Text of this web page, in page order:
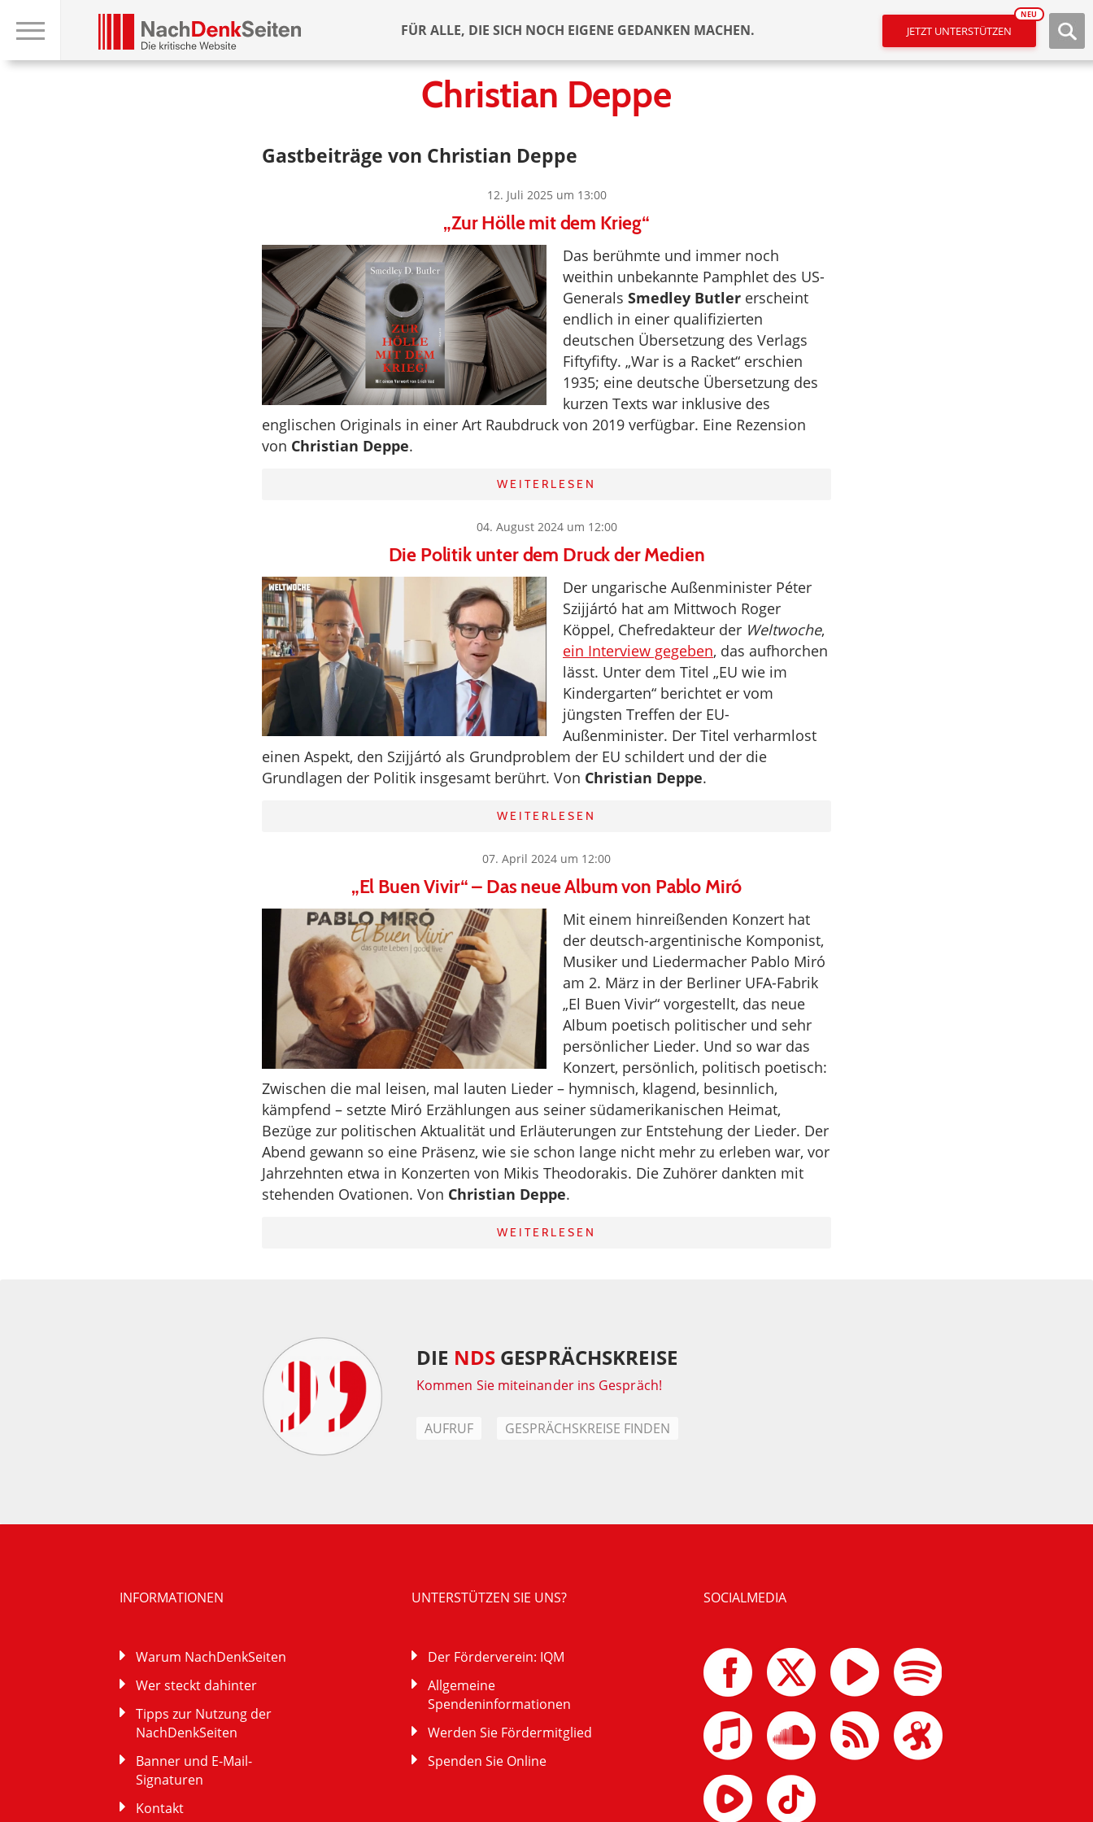
FÜR ALLE, DIE SICH NOCH EIGENE GEDANKEN MACHEN. JETZT UNTERSTÜTZEN
NEU
Christian Deppe
Gastbeiträge von Christian Deppe
12. Juli 2025 um 13:00
„Zur Hölle mit dem Krieg“
Das berühmte und immer noch
weithin unbekannte Pamphlet des US-
Generals Smedley Butler erscheint
endlich in einer qualifizierten
deutschen Übersetzung des Verlags
Fiftyfifty. „War is a Racket“ erschien
1935; eine deutsche Übersetzung des
kurzen Texts war inklusive des
englischen Originals in einer Art Raubdruck von 2019 verfügbar. Eine Rezension
von Christian Deppe.
WEITERLESEN
04. August 2024 um 12:00
Die Politik unter dem Druck der Medien
Der ungarische Außenminister Péter
Szijjártó hat am Mittwoch Roger
Köppel, Chefredakteur der Weltwoche,
ein Interview gegeben, das aufhorchen
lässt. Unter dem Titel „EU wie im
Kindergarten“ berichtet er vom
jüngsten Treffen der EU-
Außenminister. Der Titel verharmlost
einen Aspekt, den Szijjártó als Grundproblem der EU schildert und der die
Grundlagen der Politik insgesamt berührt. Von Christian Deppe.
WEITERLESEN
07. April 2024 um 12:00
„El Buen Vivir“ – Das neue Album von Pablo Miró
Mit einem hinreißenden Konzert hat
der deutsch-argentinische Komponist,
Musiker und Liedermacher Pablo Miró
am 2. März in der Berliner UFA-Fabrik
„El Buen Vivir“ vorgestellt, das neue
Album poetisch politischer und sehr
persönlicher Lieder. Und so war das
Konzert, persönlich, politisch poetisch:
Zwischen die mal leisen, mal lauten Lieder – hymnisch, klagend, besinnlich,
kämpfend – setzte Miró Erzählungen aus seiner südamerikanischen Heimat,
Bezüge zur politischen Aktualität und Erläuterungen zur Entstehung der Lieder. Der
Abend gewann so eine Präsenz, wie sie schon lange nicht mehr zu erleben war, vor
Jahrzehnten etwa in Konzerten von Mikis Theodorakis. Die Zuhörer dankten mit
stehenden Ovationen. Von Christian Deppe.
WEITERLESEN
DIE NDSGESPRÄCHSKREISE
Kommen Sie miteinander ins Gespräch!
AUFRUF GESPRÄCHSKREISE FINDEN
INFORMATIONEN
Warum NachDenkSeiten
Wer steckt dahinter
Tipps zur Nutzung der
NachDenkSeiten
Banner und E-Mail-
Signaturen
Kontakt
UNTERSTÜTZEN SIE UNS?
Der Förderverein: IQM
Allgemeine
Spendeninformationen
Werden Sie Fördermitglied
Spenden Sie Online
SOCIALMEDIA